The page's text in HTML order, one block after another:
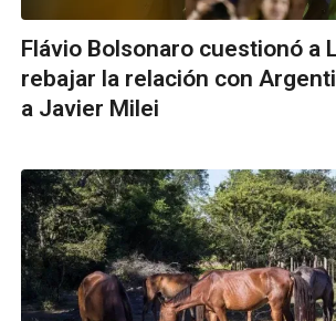
Flávio Bolsonaro cuestionó a
rebajar la relación con
a Javier Milei